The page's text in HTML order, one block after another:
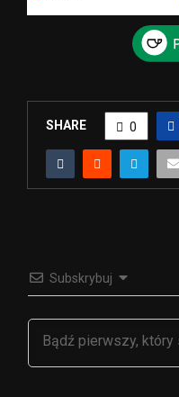
SHARE 0
Subskrybuj